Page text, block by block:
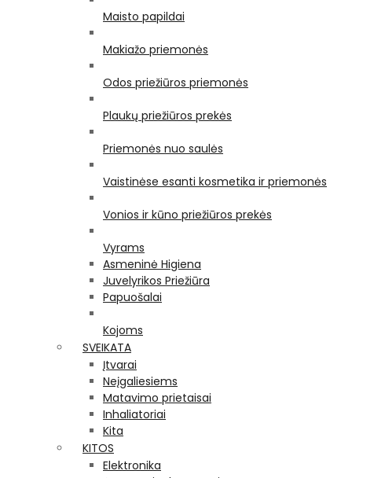
Maisto papildai
Makiažo priemonės
Odos priežiūros priemonės
Plaukų priežiūros prekės
Priemonės nuo saulės
Vaistinėse esanti kosmetika ir priemonės
Vonios ir kūno priežiūros prekės
Vyrams
Asmeninė Higiena
Juvelyrikos Priežiūra
Papuošalai
Kojoms
SVEIKATA
Įtvarai
Neįgaliesiems
Matavimo prietaisai
Inhaliatoriai
Kita
KITOS
Elektronika